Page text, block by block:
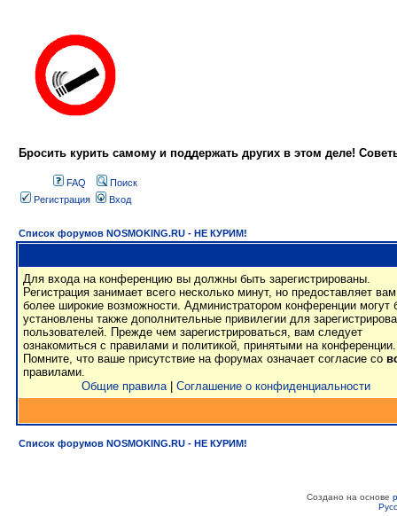
Бросить курить самому и поддержать других в этом деле!
FAQ
Поиск
Регистрация
Вход
Список форумов NOSMOKING.RU - НЕ КУРИМ!
Для входа на конференцию вы должны быть зарегистрированы.
Регистрация занимает всего несколько минут, но предоставляет вам
более широкие возможности. Администратором конференции могут
установлены также дополнительные привилегии для
пользователей. Прежде чем зарегистрироваться, вам следует
ознакомиться с правилами и политикой, принятыми на конференции.
Помните, что ваше присутствие на форумах означает согласие со
правилами.
Общие правила| Соглашение о конфиденциальности
Список форумов NOSMOKING.RU - НЕ КУРИМ!
Создано на основе